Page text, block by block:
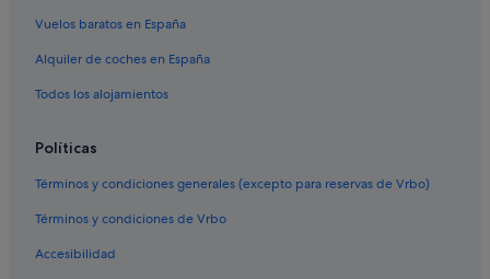
Vuelos baratos en España
Alquiler de coches en España
Todos los alojamientos
Políticas
Términos y condiciones generales (excepto para reservas de Vrbo)
Términos y condiciones de Vrbo
Accesibilidad